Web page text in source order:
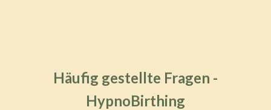
Häufig gestellte Fragen -
HypnoBirthing